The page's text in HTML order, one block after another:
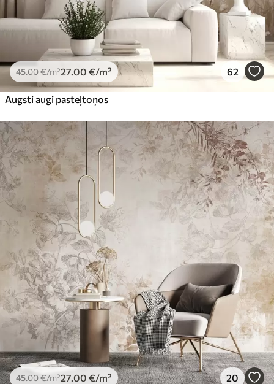
45.00€/m²27 .00 €/m² 62
Augsti augi pasteļtoņos
45.00€/m²27 .00 €/m² 20